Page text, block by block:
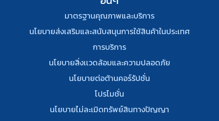
มาตรฐานคุณภาพและบริการ
นโยบายส่งเสริมและสนับสนุนการใช้สินค้าในประเทศ
การบริการ
นโยบายสิ่งเเวดล้อมและความปลอดภัย
นโยบายต่อต้านคอร์รัปชั่น
โปรโมชั่น
นโยบายไม่ละเมิดทรัพย์สินทางปัญญา